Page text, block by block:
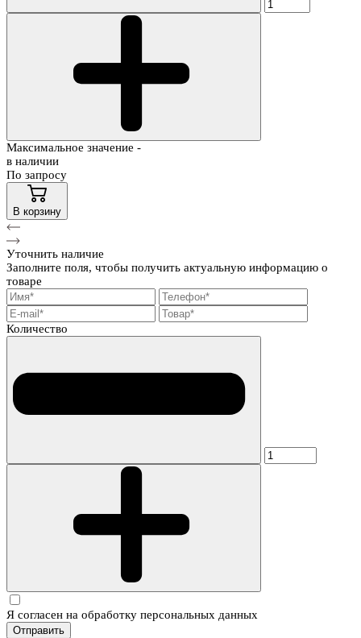
Максимальное значение -
в наличии
По запросу
В корзину
Уточнить наличие
Заполните поля, чтобы получить актуальную информацию о
товаре
Количество
Я согласен на обработку персональных данных
Отправить